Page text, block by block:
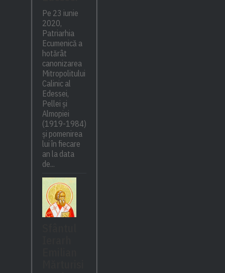
Pe 23 iunie
2020,
Patriarhia
Ecumenică a
hotărât
canonizarea
Mitropolitului
Calinic al
Edessei,
Pellei și
Almopiei
(1919-1984)
și pomenirea
lui în fiecare
an la data
de...